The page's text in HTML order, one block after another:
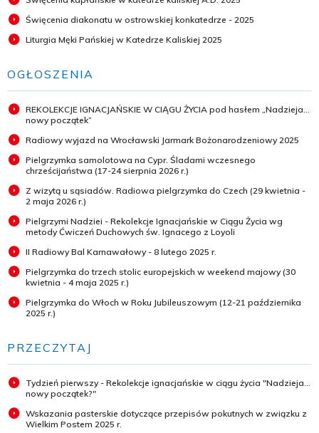
Święcenia diakonatu w ostrowskiej konkatedrze - 2025
Liturgia Męki Pańskiej w Katedrze Kaliskiej 2025
OGŁOSZENIA
REKOLEKCJE IGNACJAŃSKIE W CIĄGU ŻYCIA pod hasłem „Nadzieja...
nowy początek”
Radiowy wyjazd na Wrocławski Jarmark Bożonarodzeniowy 2025
Pielgrzymka samolotowa na Cypr. Śladami wczesnego
chrześcijaństwa (17-24 sierpnia 2026 r.)
Z wizytą u sąsiadów. Radiowa pielgrzymka do Czech (29 kwietnia -
2 maja 2026 r.)
Pielgrzymi Nadziei - Rekolekcje Ignacjańskie w Ciągu Życia wg
metody Ćwiczeń Duchowych św. Ignacego z Loyoli
II Radiowy Bal Karnawałowy - 8 lutego 2025 r.
Pielgrzymka do trzech stolic europejskich w weekend majowy (30
kwietnia - 4 maja 2025 r.)
Pielgrzymka do Włoch w Roku Jubileuszowym (12-21 października
2025 r.)
PRZECZYTAJ
Tydzień pierwszy - Rekolekcje ignacjańskie w ciągu życia "Nadzieja...
nowy początek?"
Wskazania pasterskie dotyczące przepisów pokutnych w związku z
Wielkim Postem 2025 r.